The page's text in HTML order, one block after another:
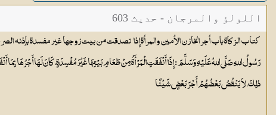
اللولؤ والمرجان - حدیث 603
كتاب الزكاة باب أجر الخازن الأمين والمرأة إِذا تصدقت من بيت زوجها غير مفسدة بإذنه
رَسُولُ اللهِ صَلَّى اللهُ عَلَيْهِ وَسَلَّمَ : إِذَا أَنْفَقَتِ الْمَرْأَةُ مِنْ طَعَامِ بَيْتِهَا غَيْرَ مُفْسِدَةٍ، كَانَ لَهَا أَجْرُهَا
ذلِكَ، لاَ يَنْقُصُ بَعْضُهُمْ أَجْرَ بَعْضٍ شَيْئًا